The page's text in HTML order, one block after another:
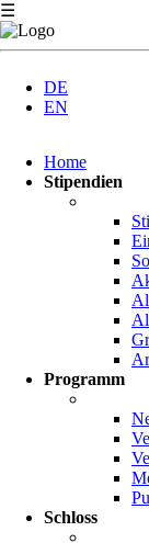
☰
DE
EN
überspringen
Home
Stipendien
Programm
Schloss